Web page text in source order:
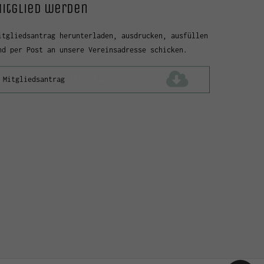
werden
herunterladen, ausdrucken, ausfüllen
per Post an unsere Vereinsadresse schicken.
Mitgliedsantrag